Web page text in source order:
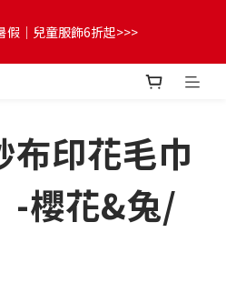
💌】
假｜兒童服飾6折起>>>
，送$300 (最高回饋$1,200)
💌】
布印花毛巾
-櫻花&兔/